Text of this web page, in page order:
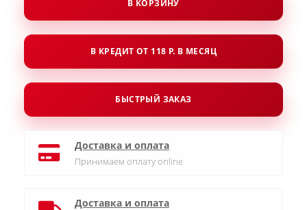
В КОРЗИНУ
В КРЕДИТ ОТ 118 Р. В МЕСЯЦ
БЫСТРЫЙ ЗАКАЗ
Доставка и оплата
Принимаем оплату online
Доставка и оплата